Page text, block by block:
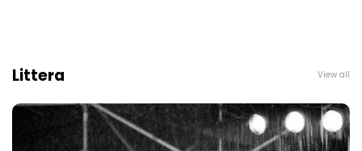
Littera View all